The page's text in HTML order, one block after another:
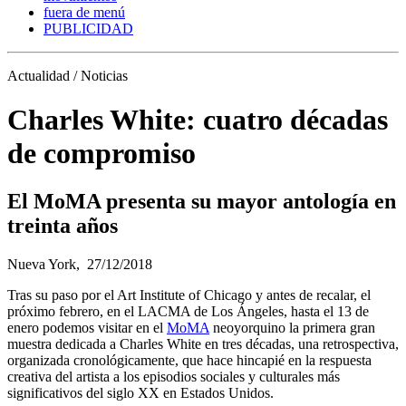
fuera de menú
PUBLICIDAD
Actualidad / Noticias
Charles White: cuatro décadas
de compromiso
El MoMA presenta su mayor antología en
treinta años
Nueva York, 27/12/2018
Tras su paso por el Art Institute of Chicago y antes de recalar, el
próximo febrero, en el LACMA de Los Ángeles, hasta el 13 de
enero podemos visitar en el MoMA neoyorquino la primera gran
muestra dedicada a Charles White en tres décadas, una retrospectiva,
organizada cronológicamente, que hace hincapié en la respuesta
creativa del artista a los episodios sociales y culturales más
significativos del siglo XX en Estados Unidos.